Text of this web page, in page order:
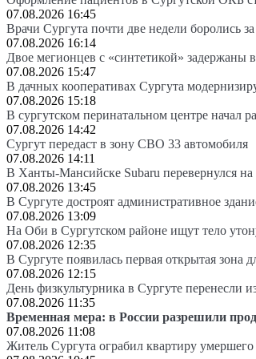
07.08.2026 16:45
Врачи Сургута почти две недели боролись
07.08.2026 16:14
Двое мегионцев с «синтетикой» задержаны
07.08.2026 15:47
В дачных кооперативах Сургута
07.08.2026 15:18
В сургутском перинатальном центре начал
07.08.2026 14:42
Сургут передаст в зону СВО 33 автомобиля
07.08.2026 14:11
В Ханты-Мансийске Subaru перевернулся на
07.08.2026 13:45
В Сургуте достроят административное
07.08.2026 13:09
На Оби в Сургутском районе ищут тело
07.08.2026 12:35
В Сургуте появилась первая открытая зона
07.08.2026 12:15
День физкультурника в Сургуте перенесли
07.08.2026 11:35
Временная мера: в России разрешили
07.08.2026 11:08
Житель Сургута ограбил квартиру умершего